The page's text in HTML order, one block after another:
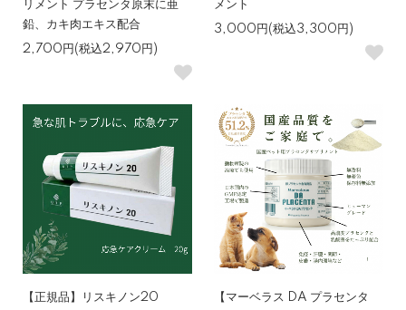
リメント プラセンタ原末に亜
鉛、カキ肉エキス配合
2,700円(税込2,970円)
メント
3,000円(税込3,300円)
【正規品】リスキノン20
【マーベラス DA プラセンタ